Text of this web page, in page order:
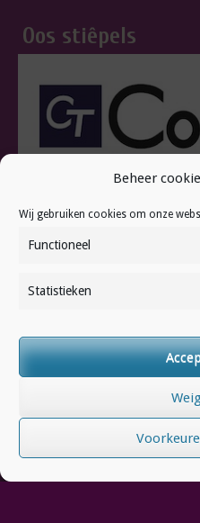
Beheer
Wij gebruiken cookies om onze
Functioneel
Statistieken
Oos stiêpels